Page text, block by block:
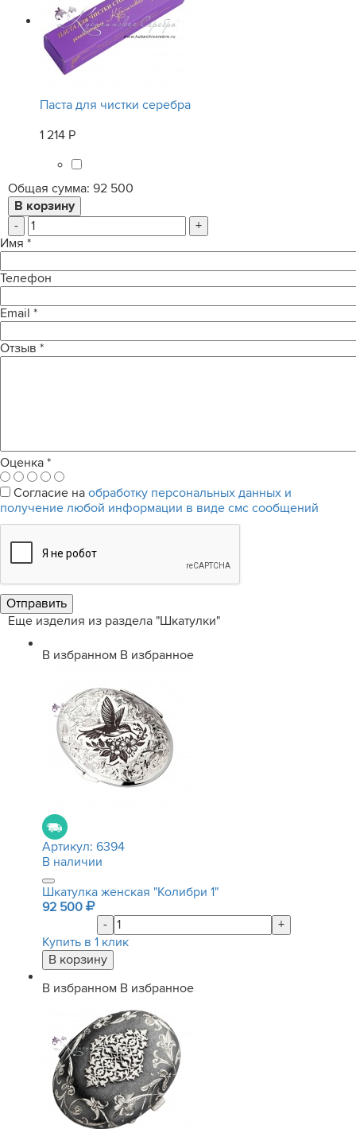
Паста для чистки серебра
1 214 Р
Общая сумма: 92 500
-
+
Имя *
Телефон
Email *
Отзыв *
Оценка *
Согласие на обработку персональных данных и
получение любой информации в виде смс сообщений
Еще изделия из раздела "Шкатулки"
В избранном В избранное
Артикул: 6394
В наличии
Шкатулка женская "Колибри 1"
92 500
-
+
Купить в 1 клик
В избранном В избранное